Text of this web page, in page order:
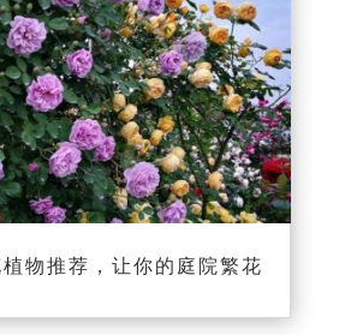
物推荐，让你的庭院繁花